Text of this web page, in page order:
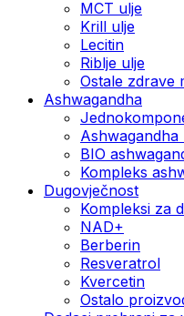
MCT ulje
Krill ulje
Lecitin
Riblje ulje
Ostale zdrave
Ashwagandha
BIO
Kompleks
Dugovječnost
Kompleksi za
NAD+
Berberin
Resveratrol
Kvercetin
Ostalo